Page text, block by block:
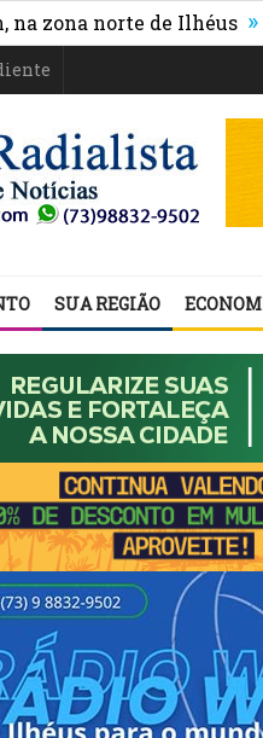
norte de Ilhéus » *Vasco
SUA REGIÃO